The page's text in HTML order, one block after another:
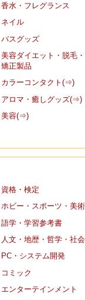
香水・フレグランス
ネイル
バスグッズ
美容ダイエット・脱毛・
矯正製品
カラーコンタクト(⇒)
アロマ・癒しグッズ(⇒)
美容(⇒)
資格・検定
ホビー・スポーツ・美術
語学・学習参考書
人文・地歴・哲学・社会
PC・システム開発
コミック
エンターテインメント